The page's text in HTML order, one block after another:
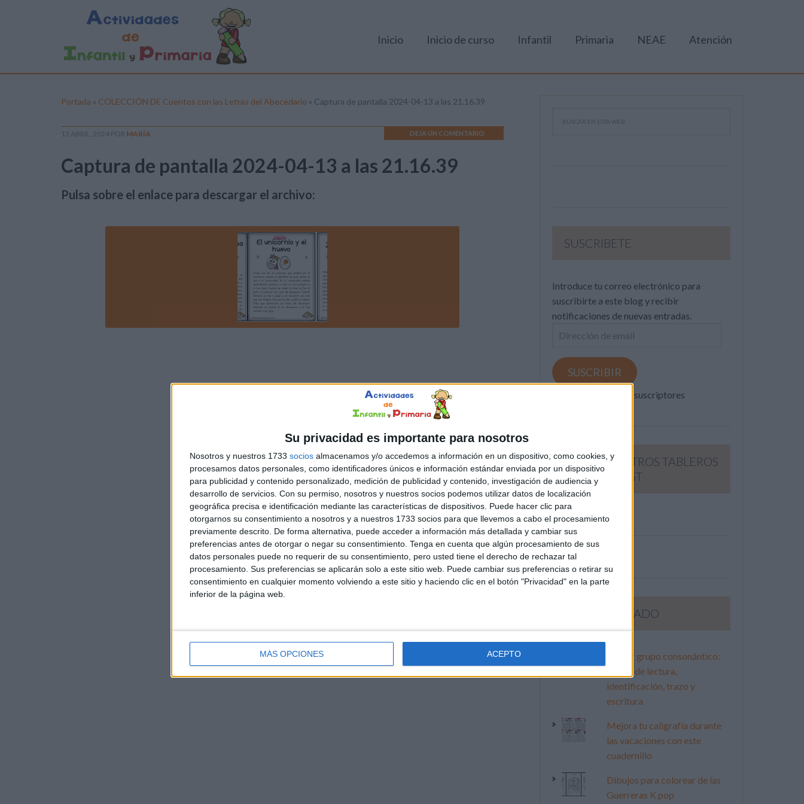
Su privacidad es importante para nosotros
Nosotros y nuestros 1733 socios almacenamos y/o accedemos a información en un dispositivo, como cookies, y
procesamos datos personales, como identificadores únicos e información estándar enviada por un dispositivo
para publicidad y contenido personalizado, medición de publicidad y contenido, investigación de audiencia y
desarrollo de servicios. Con su permiso, nosotros y nuestros socios podemos utilizar datos de localización
geográfica precisa e identificación mediante las características de dispositivos. Puede hacer clic para
otorgarnos su consentimiento a nosotros y a nuestros 1733 socios para que llevemos a cabo el procesamiento
previamente descrito. De forma alternativa, puede acceder a información más detallada y cambiar sus
preferencias antes de otorgar o negar su consentimiento. Tenga en cuenta que algún procesamiento de sus
datos personales puede no requerir de su consentimiento, pero usted tiene el derecho de rechazar tal
procesamiento. Sus preferencias se aplicarán solo a este sitio web. Puede cambiar sus preferencias o retirar su
consentimiento en cualquier momento volviendo a este sitio y haciendo clic en el botón "Privacidad" en la parte
inferior de la página web.
MÁS OPCIONES ACEPTO
Inicio Inicio de curso Infantil Primaria NEAE Atención
Portada » COLECCIÓN DE Cuentos con las Letras del Abecedario » Captura de pantalla 2024-04-13 a las 21.16.39
13 ABRIL, 2024 POR MARÍA DEJA UN COMENTARIO
Captura de pantalla 2024-04-13 a las 21.16.39
Pulsa sobre el enlace para descargar el archivo:
SUSCRIBETE
Introduce tu correo electrónico para
suscribirte a este blog y recibir
notificaciones de nuevas entradas.
Dirección
email
SUSCRIBIR
Únete a otros 371K suscriptores
SIGUE NUESTROS TABLEROS
EN PINTEREST
LO MÁS VISITADO
Primer grupo consonántico:
Fichas de lectura,
identificación, trazo y
escritura
Mejora tu caligrafía durante
las vacaciones con este
cuadernillo
Dibujos para colorear de las
Guerreras K pop